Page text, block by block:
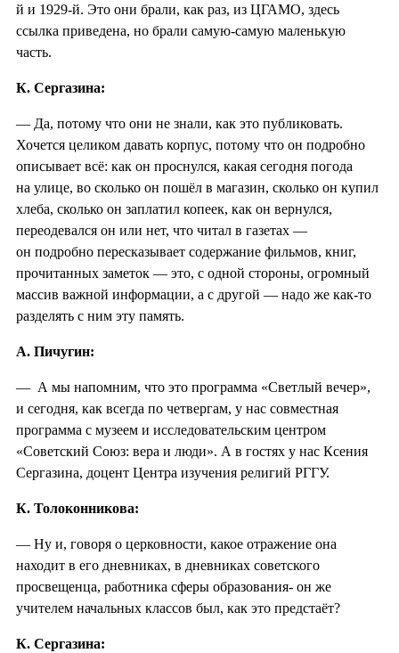
й и 1929-й. Это они брали, как раз, из ЦГАМО, здесь
ссылка приведена, но брали самую-самую маленькую
часть.
К. Сергазина:
— Да, потому что они не знали, как это публиковать.
Хочется целиком давать корпус, потому что он подробно
описывает всё: как он проснулся, какая сегодня погода
на улице, во сколько он пошёл в магазин, сколько он купил
хлеба, сколько он заплатил копеек, как он вернулся,
переодевался он или нет, что читал в газетах —
он подробно пересказывает содержание фильмов, книг,
прочитанных заметок — это, с одной стороны, огромный
массив важной информации, а с другой — надо же как-то
разделять с ним эту память.
А. Пичугин:
— А мы напомним, что это программа «Светлый вечер»,
и сегодня, как всегда по четвергам, у нас совместная
программа с музеем и исследовательским центром
«Советский Союз: вера и люди». А в гостях у нас Ксения
Сергазина, доцент Центра изучения религий РГГУ.
К. Толоконникова:
— Ну и, говоря о церковности, какое отражение она
находит в его дневниках, в дневниках советского
просвещенца, работника сферы образования- он же
учителем начальных классов был, как это предстаёт?
К. Сергазина: